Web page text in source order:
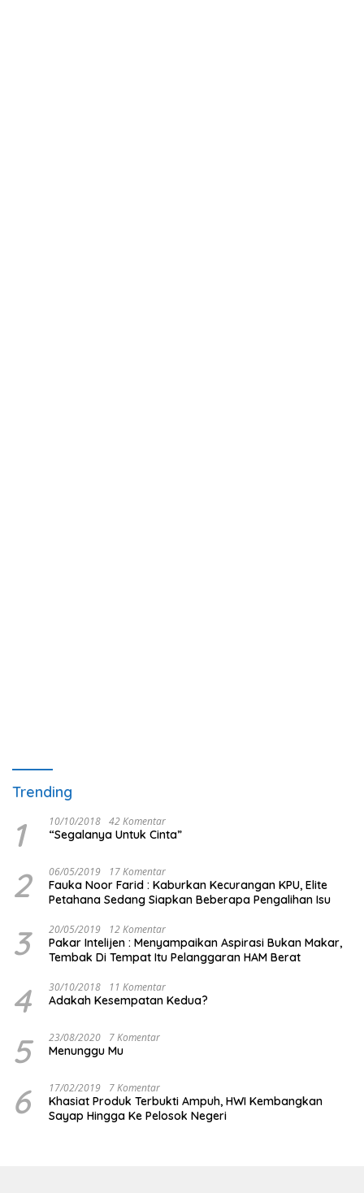
Trending
1 10/10/2018 42 Komentar
“Segalanya Untuk Cinta”
2 06/05/2019 17 Komentar
Fauka Noor Farid : Kaburkan Kecurangan KPU, Elite
Petahana Sedang Siapkan Beberapa Pengalihan Isu
3 20/05/2019 12 Komentar
Pakar Intelijen : Menyampaikan Aspirasi Bukan Makar,
Tembak Di Tempat Itu Pelanggaran HAM Berat
4 30/10/2018 11 Komentar
Adakah Kesempatan Kedua?
5 23/08/2020 7 Komentar
Menunggu Mu
6 17/02/2019 7 Komentar
Khasiat Produk Terbukti Ampuh, HWI Kembangkan
Sayap Hingga Ke Pelosok Negeri